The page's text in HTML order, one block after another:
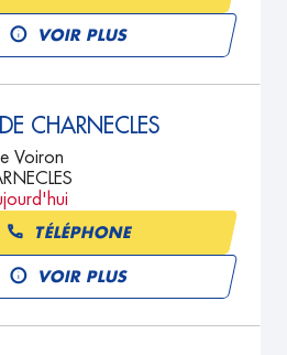
VOIR PLUS
CHARNECLES
Voiron
TÉLÉPHONE
VOIR PLUS